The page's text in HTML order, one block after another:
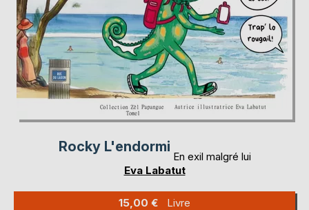
Rocky L'endormi
En exil malgré lui
Eva Labatut
15,00 € Livre